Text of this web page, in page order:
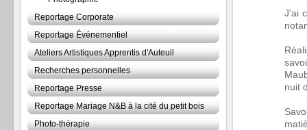
Reportage Corporate
Reportage Événementiel
Ateliers Artistiques Apprentis d'Auteuil
Recherches personnelles
Reportage Presse
Reportage Mariage N&B à la cité du petit bois
Photo-thérapie
J'ai
nuit